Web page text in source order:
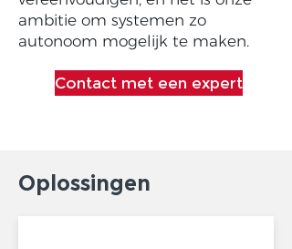
ambitie om systemen zo
autonoom mogelijk te maken.
Contact met een expert
Oplossingen